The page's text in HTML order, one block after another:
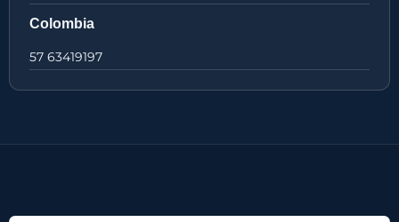
Colombia
57 63419197